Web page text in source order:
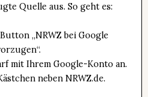
Quelle aus. So geht es:
„NRWZ bei Google
mit Ihrem Google-Konto an.
neben NRWZ.de.